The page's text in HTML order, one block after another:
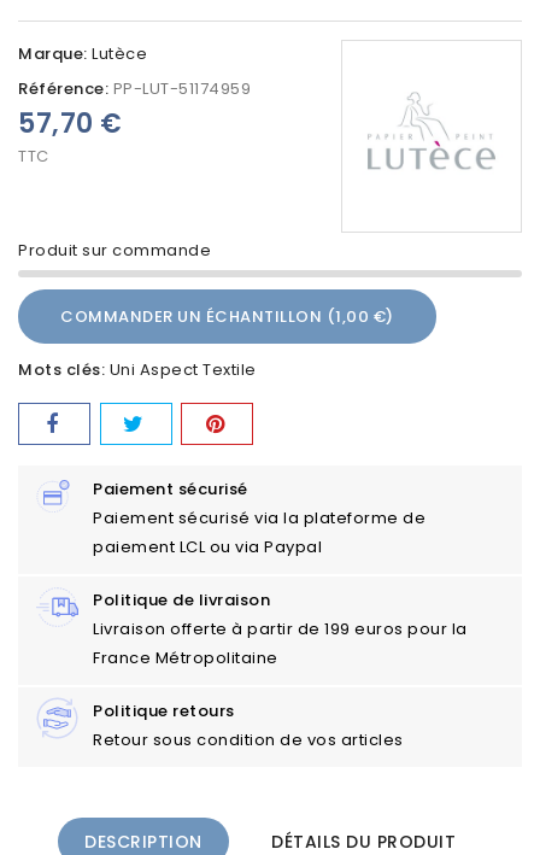
Marque: Lutèce
Référence: PP-LUT-51174959
Produit sur commande
57,70 €
TTC
COMMANDER UN ÉCHANTILLON (1,00 €)
Mots clés: Uni Aspect Textile
Paiement sécurisé
Paiement sécurisé via la plateforme de
paiement LCL ou via Paypal
Politique de livraison
Livraison offerte à partir de 199 euros pour la
France Métropolitaine
Politique retours
Retour sous condition de vos articles
DESCRIPTION DÉTAILS DU PRODUIT